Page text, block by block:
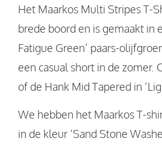
Het Maarkos Multi Stripes T-
brede boord en is gemaakt in
Fatigue Green’ paars-
een casual short in de zomer.
of de Hank Mid Tapered in
We hebben het Maarkos T-
in de kleur ‘Sand Stone